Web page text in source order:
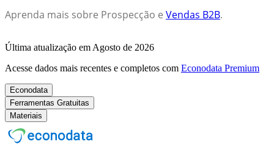
Aprenda mais sobre Prospecção e Vendas B2B.
Última atualização em Agosto de 2026
Acesse dados mais recentes e completos com Econodata Premium
Econodata
Ferramentas Gratuitas
Materiais